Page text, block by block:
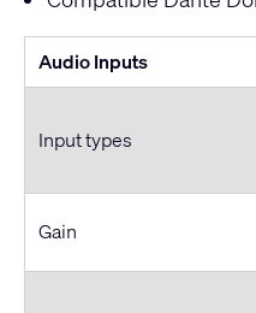
Audio Inputs
Input types
Gain